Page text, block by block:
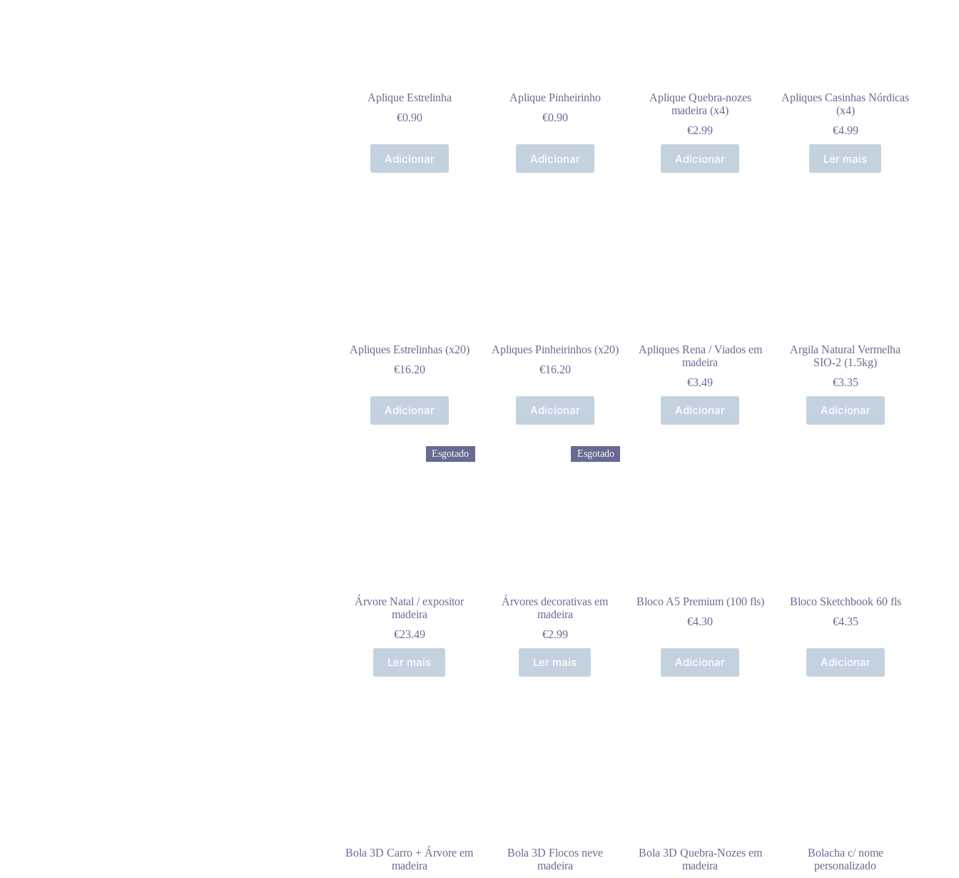
Aplique Estrelinha
€0.90
Adicionar
Aplique Pinheirinho
€0.90
Adicionar
Aplique Quebra-nozes
madeira (x4)
€2.99
Adicionar
Apliques Casinhas Nórdicas
(x4)
€4.99
Ler mais
Apliques Estrelinhas (x20)
€16.20
Adicionar
Apliques Pinheirinhos (x20)
€16.20
Adicionar
Apliques Rena / Viados em
madeira
€3.49
Adicionar
Argila Natural Vermelha
SIO-2 (1.5kg)
€3.35
Adicionar
Esgotado
Árvore Natal / expositor
madeira
€23.49
Ler mais
Esgotado
Árvores decorativas em
madeira
€2.99
Ler mais
Bloco A5 Premium (100 fls)
€4.30
Adicionar
Bloco Sketchbook 60 fls
€4.35
Adicionar
Bola 3D Carro + Árvore em
madeira
Bola 3D Flocos neve
madeira
Bola 3D Quebra-Nozes em
madeira
Bolacha c/ nome
personalizado